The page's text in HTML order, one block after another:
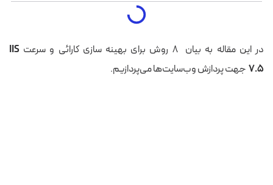
در این مقاله به بیان ۸ روش برای بهینه سازی کارائی و سرعت
IIS
7.5 جهت پردازش وب‌سایت‌ها می‌پردازیم.